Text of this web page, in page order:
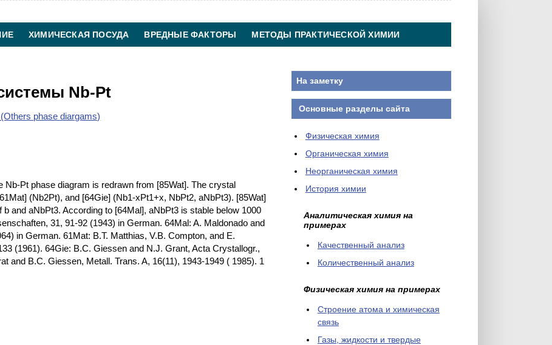
ХИМИЧЕСКАЯ ПОСУДА ВРЕДНЫЕ ФАКТОРЫ МЕТОДЫ ПРАКТИЧЕСКОЙ ХИМИИ
Nb-Pt
phase diargams)
Nb-Pt phase diagram is redrawn from [85Wat]. The crystal
(Nb2Pt), and [64Gie] (Nb1-xPt1+x, NbPt2, aNbPt3). [85Wat]
and aNbPt3. According to [64Mal], aNbPt3 is stable below 1000
31, 91-92 (1943) in German. 64Mal: A. Maldonado and
in German. 61Mat: B.T. Matthias, V.B. Compton, and E.
(1961). 64Gie: B.C. Giessen and N.J. Grant, Acta Crystallogr.,
and B.C. Giessen, Metall. Trans. A, 16(11), 1943-1949 ( 1985). 1
На заметку
Основные разделы сайта
Физическая химия
Органическая химия
Неорганическая химия
История химии
Аналитическая химия на
примерах
Качественный анализ
Количественный анализ
Физическая химия на примерах
Cтроение атома и химическая
связь
Газы, жидкости и твердые